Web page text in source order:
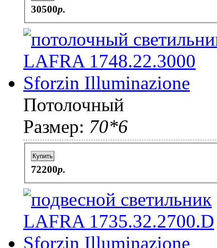
30500p.
Потолочный
Размер: 70*6
Купить
72200p.